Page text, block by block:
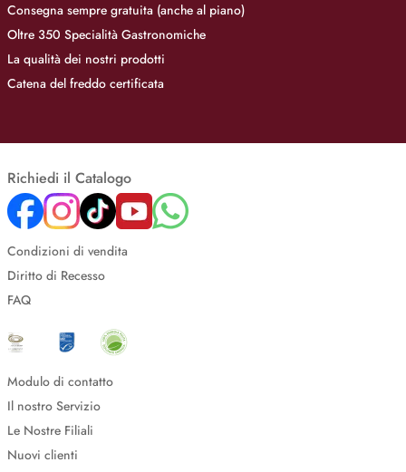
Consegna sempre gratuita (anche al piano)
Oltre 350 Specialità Gastronomiche
La qualità dei nostri prodotti
Catena del freddo certificata
Richiedi il Catalogo
Condizioni di vendita
Diritto di Recesso
FAQ
Modulo di contatto
Il nostro Servizio
Le Nostre Filiali
Nuovi clienti